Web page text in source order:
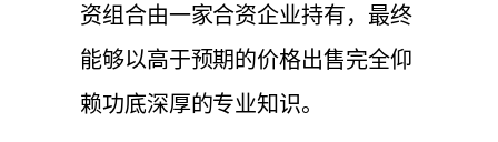
资组合由一家合资企业持有，最终
能够以高于预期的价格出售完全仰
赖功底深厚的专业知识。